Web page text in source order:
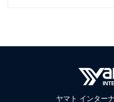
ヤマト インター